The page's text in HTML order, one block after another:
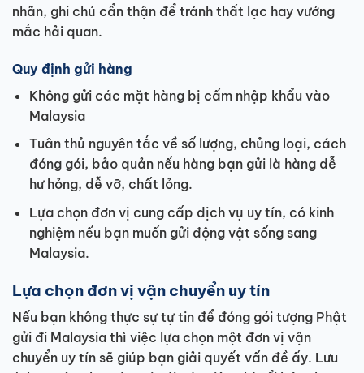
nhãn, ghi chú cẩn thận để tránh thất lạc hay vướng
mắc hải quan.
Quy định gửi hàng
Không gửi các mặt hàng bị cấm nhập khẩu vào
Malaysia
Tuân thủ nguyên tắc về số lượng, chủng loại, cách
đóng gói, bảo quản nếu hàng bạn gửi là hàng dễ
hư hỏng, dễ vỡ, chất lỏng.
Lựa chọn đơn vị cung cấp dịch vụ uy tín, có kinh
nghiệm nếu bạn muốn gửi động vật sống sang
Malaysia.
Lựa chọn đơn vị vận chuyển uy tín
Nếu bạn không thực sự tự tin để đóng gói tượng Phật
gửi đi Malaysia thì việc lựa chọn một đơn vị vận
chuyển uy tín sẽ giúp bạn giải quyết vấn đề ấy. Lưu